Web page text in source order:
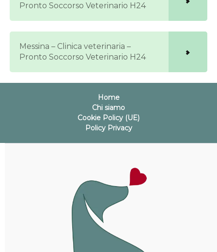
Pronto Soccorso Veterinario H24
Messina – Clinica veterinaria –
Pronto Soccorso Veterinario H24
Home
Chi siamo
Cookie Policy (UE)
Policy Privacy